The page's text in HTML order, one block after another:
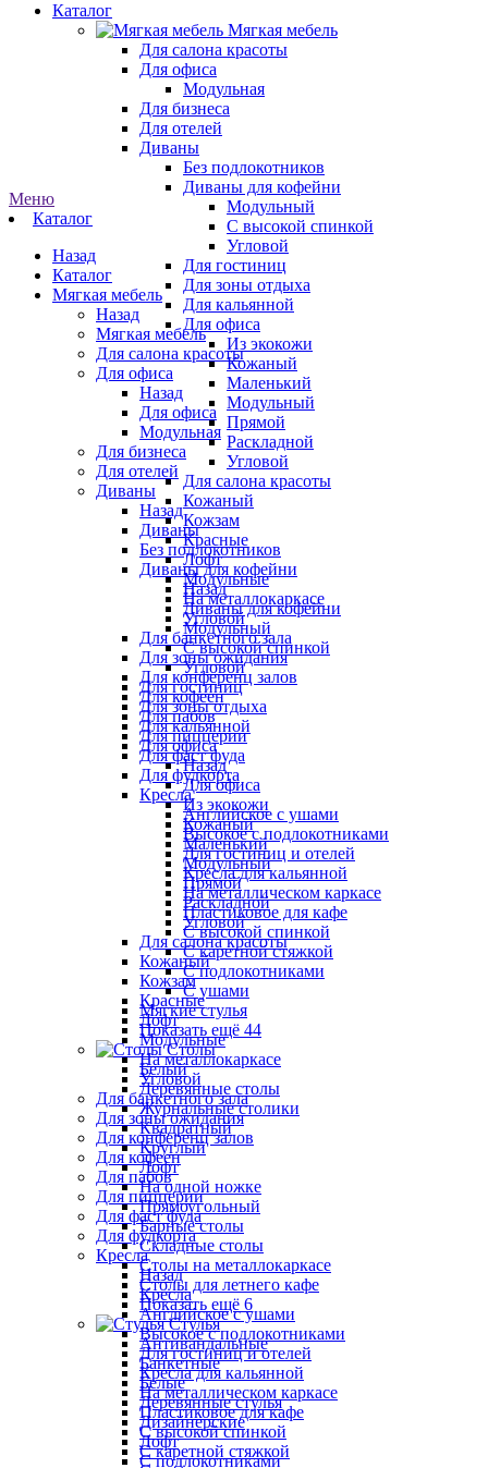
Каталог
Мягкая мебель
Для салона красоты
Для офиса
Модульная
Для бизнеса
Для отелей
Диваны
Без подлокотников
Диваны для кофейни
Модульный
С высокой спинкой
Угловой
Для гостиниц
Для зоны отдыха
Для кальянной
Для офиса
Из экокожи
Кожаный
Маленький
Модульный
Прямой
Раскладной
Угловой
Для салона красоты
Кожаный
Кожзам
Красные
Лофт
Модульные
На металлокаркасе
Угловой
Для банкетного зала
Для зоны ожидания
Для конференц залов
Для кофеен
Для пабов
Для пиццерии
Для фаст фуда
Для фудкорта
Кресла
Английское с ушами
Высокое с подлокотниками
Для гостиниц и отелей
Кресла для кальянной
На металлическом каркасе
Пластиковое для кафе
С высокой спинкой
С каретной стяжкой
С подлокотниками
С ушами
Мягкие стулья
Показать ещё 44
Столы
Белый
Деревянные столы
Журнальные столики
Квадратный
Круглый
Лофт
На одной ножке
Прямоугольный
Барные столы
Складные столы
Столы на металлокаркасе
Столы для летнего кафе
Показать ещё 6
Стулья
Антивандальные
Банкетные
Белые
Деревянные стулья
Дизайнерские
Лофт
С подлокотниками
Меню
Каталог
Назад
Каталог
Мягкая мебель
Назад
Мягкая мебель
Для салона красоты
Для офиса
Назад
Для офиса
Модульная
Для бизнеса
Для отелей
Диваны
Назад
Диваны
Без подлокотников
Диваны для кофейни
Назад
Диваны для кофейни
Модульный
С высокой спинкой
Угловой
Для гостиниц
Для зоны отдыха
Для кальянной
Для офиса
Назад
Для офиса
Из экокожи
Кожаный
Маленький
Модульный
Прямой
Раскладной
Угловой
Для салона красоты
Кожаный
Кожзам
Красные
Лофт
Модульные
На металлокаркасе
Угловой
Для банкетного зала
Для зоны ожидания
Для конференц залов
Для кофеен
Для пабов
Для пиццерии
Для фаст фуда
Для фудкорта
Кресла
Назад
Кресла
Английское с ушами
Высокое с подлокотниками
Для гостиниц и отелей
Кресла для кальянной
На металлическом каркасе
Пластиковое для кафе
С высокой спинкой
С каретной стяжкой